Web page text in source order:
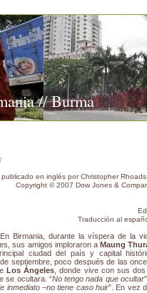
// Burma
en inglés por Christopher Rhoads
Copyright © 2007 Dow Jones &
Traducción al
En Birmania, durante la víspera de la
sus amigos imploraron aMaung
ciudad del país y capital
septiembre, poco después de las
Los Ángeles , donde vive con sus
se ocultara. “No tengo nada que ocultar
inmediato –no tiene caso huir”. En vez